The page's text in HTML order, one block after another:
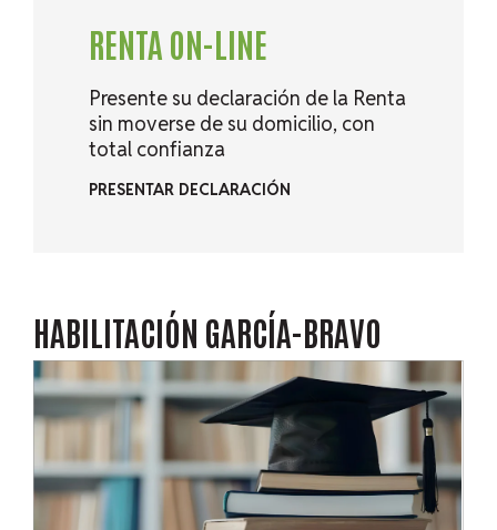
RENTA ON-LINE
Presente su declaración de la Renta
sin moverse de su domicilio, con
total confianza
PRESENTAR DECLARACIÓN
HABILITACIÓN GARCÍA-BRAVO